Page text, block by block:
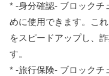
* -身分確認- ブロックチ
めに使用できます。こ
をスピードアップし、
す。
* -旅行保険- ブロックチ